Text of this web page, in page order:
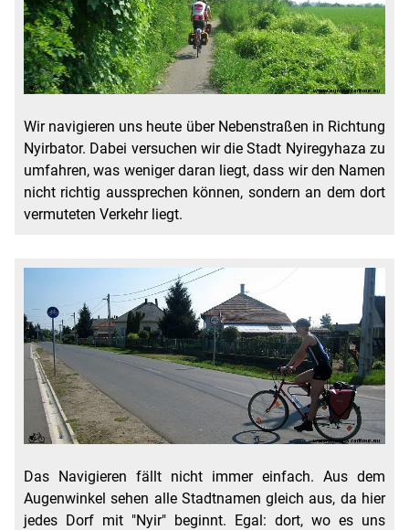
Wir navigieren uns heute über Nebenstraßen in Richtung
Nyirbator. Dabei versuchen wir die Stadt Nyiregyhaza zu
umfahren, was weniger daran liegt, dass wir den Namen
nicht richtig aussprechen können, sondern an dem dort
vermuteten Verkehr liegt.
Das Navigieren fällt nicht immer einfach. Aus dem
Augenwinkel sehen alle Stadtnamen gleich aus, da hier
jedes Dorf mit "Nyir" beginnt. Egal: dort, wo es uns